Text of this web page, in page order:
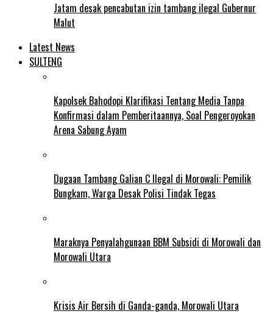
Jatam desak pencabutan izin tambang ilegal Gubernur
Malut
Latest News
SULTENG
Kapolsek Bahodopi Klarifikasi Tentang Media Tanpa
Konfirmasi dalam Pemberitaannya, Soal Pengeroyokan
Arena Sabung Ayam
Dugaan Tambang Galian C Ilegal di Morowali: Pemilik
Bungkam, Warga Desak Polisi Tindak Tegas
Maraknya Penyalahgunaan BBM Subsidi di Morowali dan
Morowali Utara
Krisis Air Bersih di Ganda-ganda, Morowali Utara